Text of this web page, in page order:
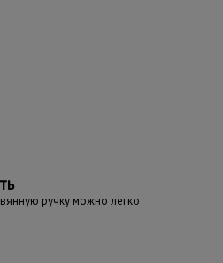
ручку можно легко